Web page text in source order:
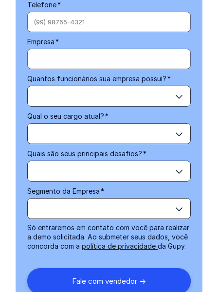
Telefone*
Empresa*
Quantos funcionários sua empresa possui?*
Qual o seu cargo atual?*
Quais são seus principais desafios?*
Segmento da Empresa*
Só entraremos em contato com você para realizar
a demo solicitada. Ao submeter seus dados, você
concorda com a política de privacidade da Gupy.